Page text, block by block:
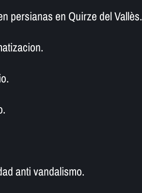
persianas en Quirze del Vallès.
anti vandalismo.